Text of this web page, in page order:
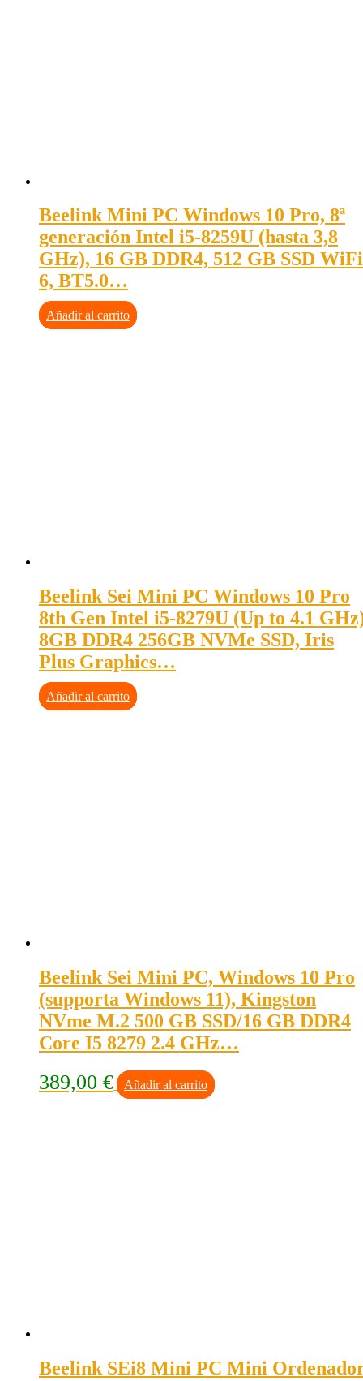
Beelink Mini PC Windows 10 Pro, 8ª
generación Intel i5-8259U (hasta 3,8
GHz), 16 GB DDR4, 512 GB SSD WiFi
6, BT5.0…
Añadir al carrito
Beelink Sei Mini PC Windows 10 Pro
8th Gen Intel i5-8279U (Up to 4.1
8GB DDR4 256GB NVMe SSD, Iris
Plus Graphics…
Añadir al carrito
Beelink Sei Mini PC, Windows 10 Pro
(supporta Windows 11), Kingston
NVme M.2 500 GB SSD/16 GB DDR4
Core I5 8279 2.4 GHz…
389,00 € Añadir al carrito
Beelink SEi8 Mini PC Mini